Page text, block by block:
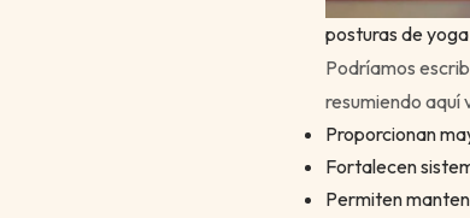
posturas de
Podríamos
resumiendo aquí
Proporcionan
Fortalecen
Permiten